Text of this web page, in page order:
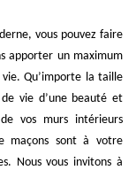
vous pouvez faire
apporter un maximum
Qu’importe la taille
vie d’une beauté et
vos murs intérieurs
maçons sont à votre
Nous vous invitons à